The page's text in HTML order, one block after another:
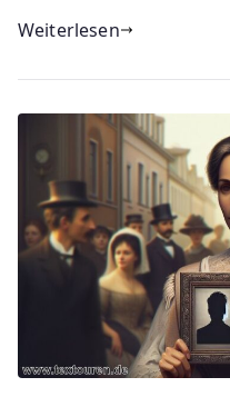
Weiterlesen